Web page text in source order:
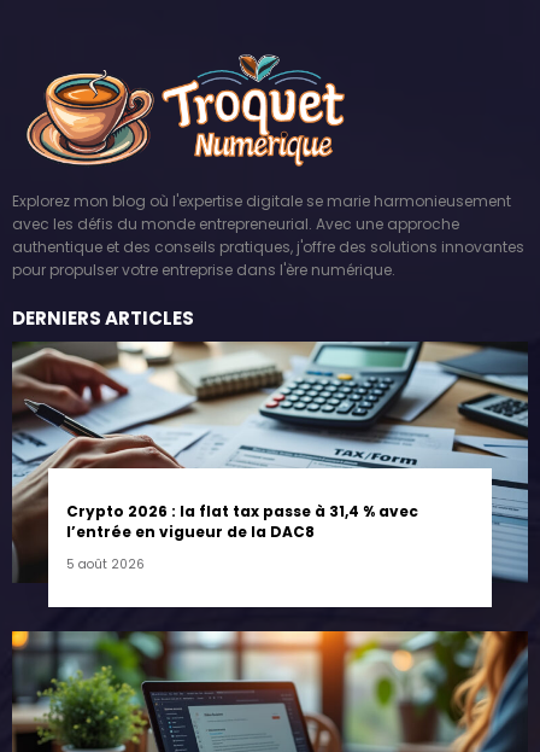
Explorez mon blog où l'expertise digitale se marie harmonieusement
avec les défis du monde entrepreneurial. Avec une approche
authentique et des conseils pratiques, j'offre des solutions innovantes
pour propulser votre entreprise dans l'ère numérique.
DERNIERS ARTICLES
Crypto 2026 : la flat tax passe à 31,4 % avec
l’entrée en vigueur de la DAC8
5 août 2026